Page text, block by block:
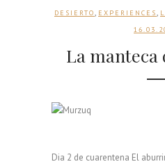
DESIERTO, EXPERIENCES,
La manteca
Dia 2 de cuarentena El